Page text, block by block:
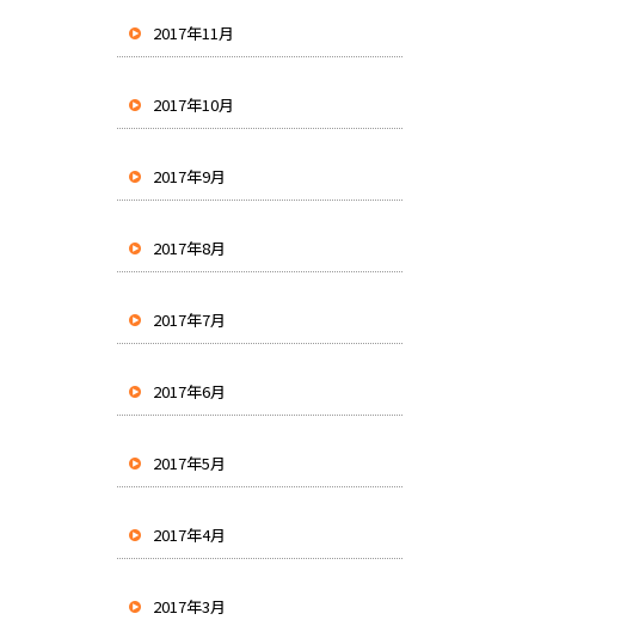
2017年11月
2017年10月
2017年9月
2017年8月
2017年7月
2017年6月
2017年5月
2017年4月
2017年3月